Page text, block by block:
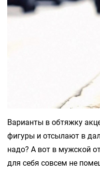
Варианты в обтяжку
фигуры и отсылают в
надо? А вот в мужской
для себя совсем не